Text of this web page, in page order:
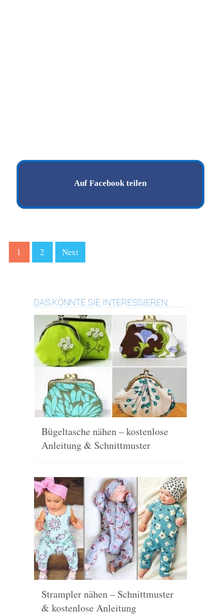
Auf Facebook teilen
1 2 Next
DAS KÖNNTE SIE INTERESSIEREN:
Bügeltasche nähen – kostenlose
Anleitung & Schnittmuster
Strampler nähen – Schnittmuster
& kostenlose Anleitung